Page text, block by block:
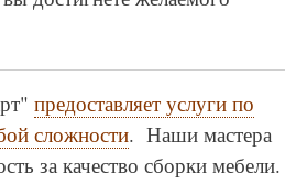
предоставляет услуги по
сложности. Наши мастера
за качество сборки мебели.